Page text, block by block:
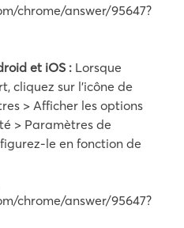
chrome/answer/95647?
et iOS : Lorsque
cliquez sur l’icône de
> Afficher les options
> Paramètres de
le en fonction de
chrome/answer/95647?